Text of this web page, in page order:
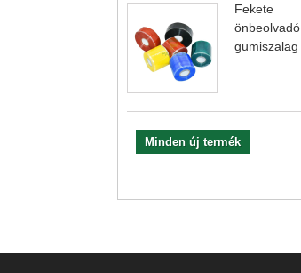
Fekete
önbeolvadó
gumiszalag
Minden új termék